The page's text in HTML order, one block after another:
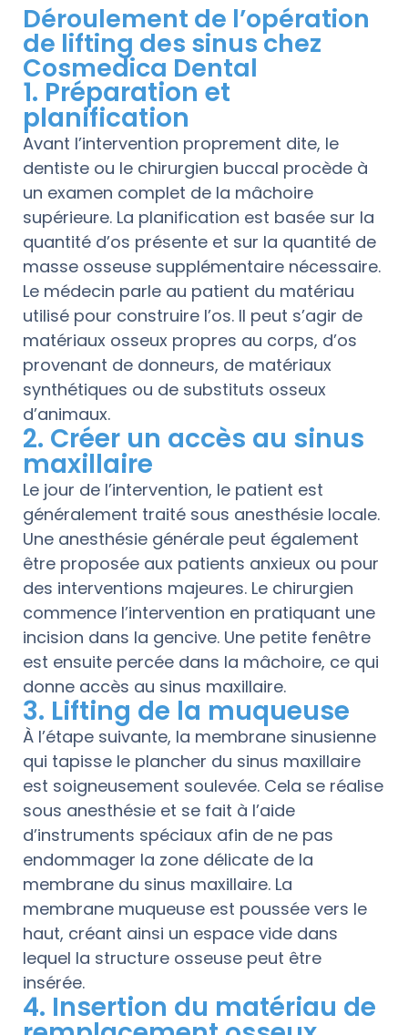
Déroulement de l’opération
de lifting des sinus chez
Cosmedica Dental
1. Préparation et
planification
Avant l’intervention proprement dite, le
dentiste ou le chirurgien buccal procède à
un examen complet de la mâchoire
supérieure. La planification est basée sur la
quantité d’os présente et sur la quantité de
masse osseuse supplémentaire nécessaire.
Le médecin parle au patient du matériau
utilisé pour construire l’os. Il peut s’agir de
matériaux osseux propres au corps, d’os
provenant de donneurs, de matériaux
synthétiques ou de substituts osseux
d’animaux.
2. Créer un accès au sinus
maxillaire
Le jour de l’intervention, le patient est
généralement traité sous anesthésie locale.
Une anesthésie générale peut également
être proposée aux patients anxieux ou pour
des interventions majeures. Le chirurgien
commence l’intervention en pratiquant une
incision dans la gencive. Une petite fenêtre
est ensuite percée dans la mâchoire, ce qui
donne accès au sinus maxillaire.
3. Lifting de la muqueuse
À l’étape suivante, la membrane sinusienne
qui tapisse le plancher du sinus maxillaire
est soigneusement soulevée. Cela se réalise
sous anesthésie et se fait à l’aide
d’instruments spéciaux afin de ne pas
endommager la zone délicate de la
membrane du sinus maxillaire. La
membrane muqueuse est poussée vers le
haut, créant ainsi un espace vide dans
lequel la structure osseuse peut être
insérée.
4. Insertion du matériau de